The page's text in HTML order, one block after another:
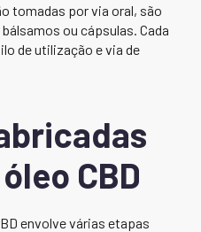
tomadas por via oral, são
ou cápsulas. Cada
de utilização e via de
CBD
envolve várias etapas